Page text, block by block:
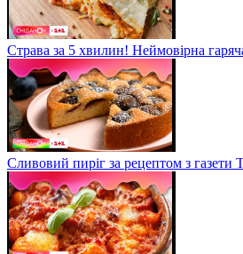
Страва за 5 хвилин! Неймовірна
Сливовий пиріг за рецептом з газети